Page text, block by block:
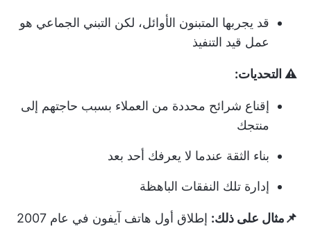
قد يجربها المتبنون الأوائل، لكن التبني الجماعي هو
عمل قيد التنفيذ
⚠️ التحديات:
إقناع شرائح محددة من العملاء بسبب حاجتهم إلى
منتجك
بناء الثقة عندما لا يعرفك أحد بعد
إدارة تلك النفقات الباهظة
📌مثال على ذلك:
إطلاق أول هاتف آيفون في عام 2007